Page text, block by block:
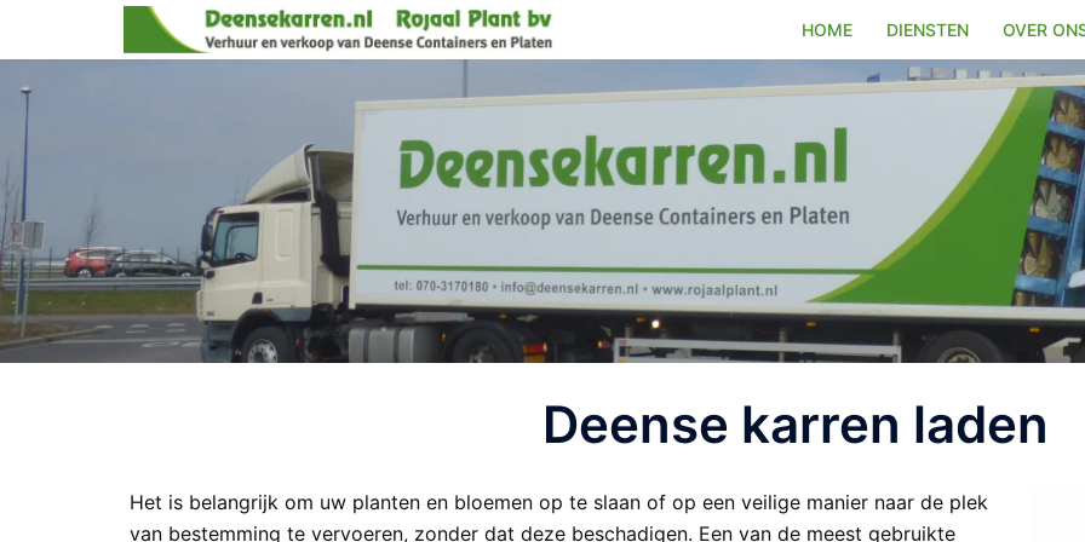
HOME DIENSTEN OVER
Deense karren laden
Het is belangrijk om uw planten en bloemen op te slaan of op een veilige manier naar de plek
van bestemming te vervoeren, zonder dat deze beschadigen. Een van de meest gebruikte